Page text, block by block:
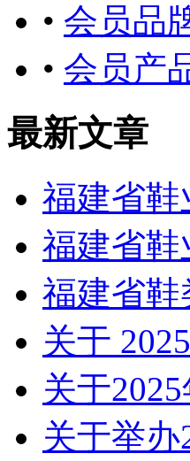
• 会员品
• 会员产
最新文章
福建省
福建省
福建省
关于
关于
关于举